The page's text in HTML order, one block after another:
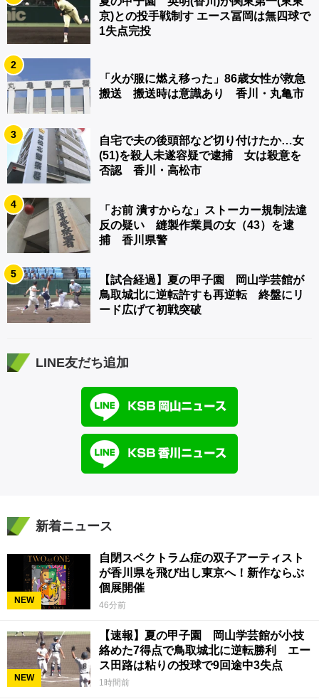
京)との投手戦制す エース冨岡は無四球で
1失点完投
2
「火が服に燃え移った」86歳女性が救急
搬送 搬送時は意識あり 香川・丸亀市
3
自宅で夫の後頭部など切り付けたか…女
(51)を殺人未遂容疑で逮捕 女は殺意を
否認 香川・高松市
4
「お前 潰すからな」ストーカー規制法違
反の疑い 縫製作業員の女（43）を逮
捕 香川県警
5
【試合経過】夏の甲子園 岡山学芸館が
鳥取城北に逆転許すも再逆転 終盤にリ
ード広げて初戦突破
LINE友だち追加
新着ニュース
NEW
自閉スペクトラム症の双子アーティスト
が香川県を飛び出し東京へ！新作ならぶ
個展開催
46分前
NEW
【速報】夏の甲子園 岡山学芸館が小技
絡めた7得点で鳥取城北に逆転勝利 エー
ス田路は粘りの投球で9回途中3失点
1時間前